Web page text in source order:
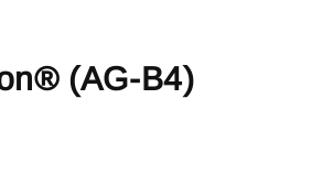
(AG-B4)